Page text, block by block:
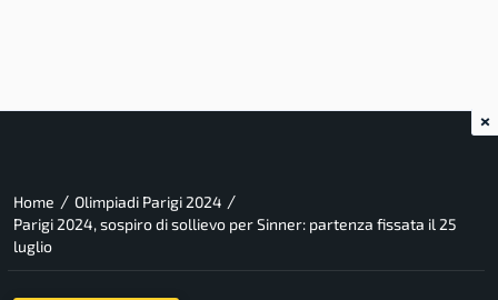
Home / Olimpiadi Parigi 2024 /
Parigi 2024, sospiro di sollievo per Sinner: partenza fissata il 25
luglio
×